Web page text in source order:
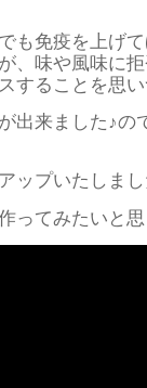
も免疫を上げ
、味や風味に
することを思
出来ました♪の
ップいたしま
ってみたいと